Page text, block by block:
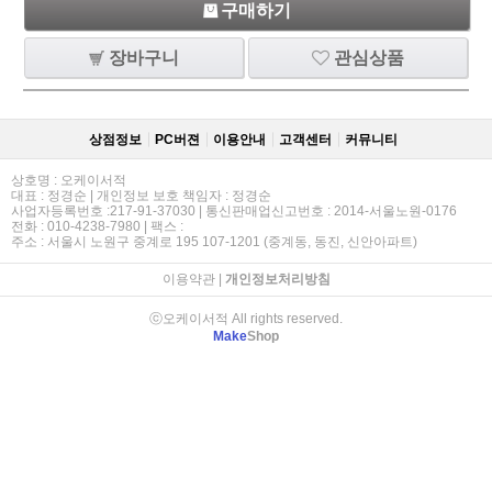
구매하기
장바구니 관심상품
상점정보 PC버젼 이용안내 고객센터 커뮤니티
상호명 : 오케이서적
대표 : 정경순 | 개인정보 보호 책임자 : 정경순
사업자등록번호 :217-91-37030 | 통신판매업신고번호 : 2014-서울노원-0176
전화 : 010-4238-7980 | 팩스 :
주소 : 서울시 노원구 중계로 195 107-1201 (중계동, 동진, 신안아파트)
이용약관| 개인정보처리방침
ⓒ오케이서적 All rights reserved.
MakeShop